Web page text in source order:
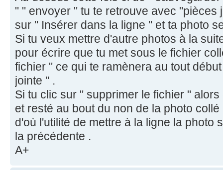
" " envoyer " tu te retrouve avec "pièces
sur " Insérer dans la ligne " et ta photo
Si tu veux mettre d'autre photos à la
pour écrire que tu met sous le fichier
fichier " ce qui te ramènera au tout
jointe " .
Si tu clic sur " supprimer le fichier "
et resté au bout du non de la photo
d'où l'utilité de mettre à la ligne la photo
la précédente .
A+